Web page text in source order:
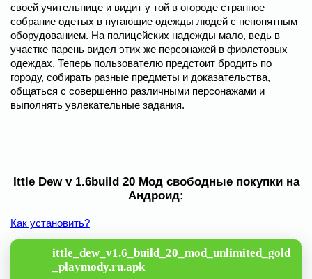
своей учительнице и видит у той в огороде странное
собрание одетых в пугающие одежды людей с непонятным
оборудованием. На полицейских надежды мало, ведь в
участке парень видел этих же персонажей в фиолетовых
одеждах. Теперь пользователю предстоит бродить по
городу, собирать разные предметы и доказательства,
общаться с совершенно различными персонажами и
выполнять увлекательные задания.
Ittle Dew v 1.6build 20 Мод свободные покупки на
Андроид:
Как установить?
ittle_dew_v1.6_build_20_mod_unlimited_gold
_playmody.ru.apk